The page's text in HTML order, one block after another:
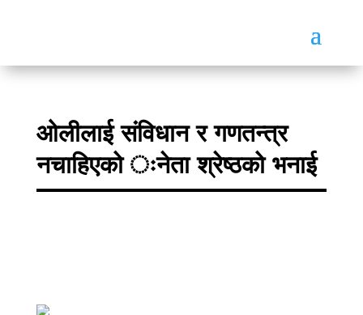
ओलीलाई संविधान र गणतन्त्र
नचाहिएको ःनेता श्रेष्ठको भनाई